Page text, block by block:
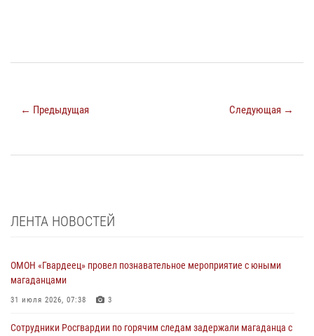
← Предыдущая Следующая →
ЛЕНТА НОВОСТЕЙ
ОМОН «Гвардеец» провел познавательное мероприятие с юными
магаданцами
31 июля 2026, 07:38 3
Сотрудники Росгвардии по горячим следам задержали магаданца с